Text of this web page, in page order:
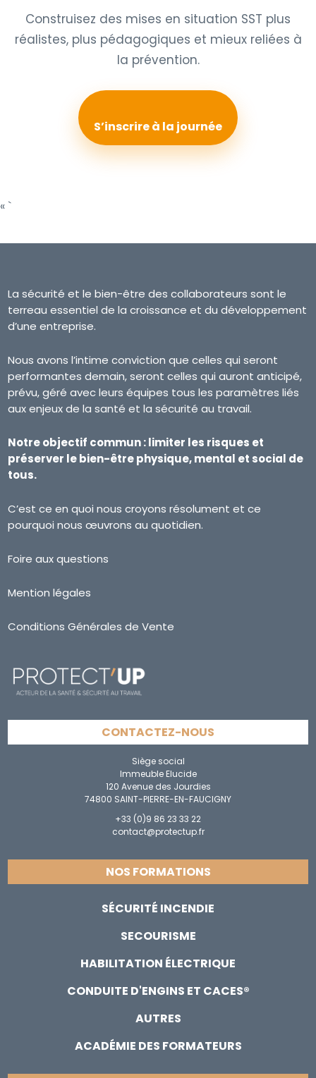
Construisez des mises en situation SST plus
réalistes, plus pédagogiques et mieux reliées à
la prévention.
S’inscrire à la journée
« `
La sécurité et le bien-être des collaborateurs sont le
terreau essentiel de la croissance et du développement
d’une entreprise.
Nous avons l’intime conviction que celles qui seront
performantes demain, seront celles qui auront anticipé,
prévu, géré avec leurs équipes tous les paramètres liés
aux enjeux de la santé et la sécurité au travail.
Notre objectif commun : limiter les risques et
préserver le bien-être physique, mental et social de
tous.
C’est ce en quoi nous croyons résolument et ce
pourquoi nous œuvrons au quotidien.
Foire aux questions
Mention légales
Conditions Générales de Vente
CONTACTEZ-NOUS
Siège social
Immeuble Elucide
120 Avenue des Jourdies
74800 SAINT-PIERRE-EN-FAUCIGNY
+33 (0)9 86 23 33 22
contact@protectup.fr
NOS FORMATIONS
SÉCURITÉ INCENDIE
SECOURISME
HABILITATION ÉLECTRIQUE
CONDUITE D'ENGINS ET CACES®
AUTRES
ACADÉMIE DES FORMATEURS